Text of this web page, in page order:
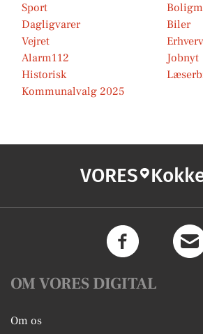
Sport
Dagligvarer
Biler
Vejret
Erhverv
Alarm112
Jobnyt
Historisk
Kommunalvalg 2025
VORES
OM VORES DIGITAL
Om os